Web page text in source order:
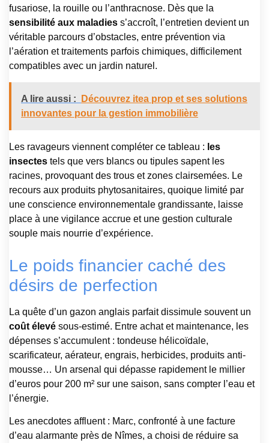
fusariose, la rouille ou l’anthracnose. Dès que la
sensibilité aux maladies s’accroît, l’entretien devient un
véritable parcours d’obstacles, entre prévention via
l’aération et traitements parfois chimiques, difficilement
compatibles avec un jardin naturel.
A lire aussi :
Découvrez itea prop et ses solutions
innovantes pour la gestion immobilière
Les ravageurs viennent compléter ce tableau : les
insectes tels que vers blancs ou tipules sapent les
racines, provoquant des trous et zones clairsemées. Le
recours aux produits phytosanitaires, quoique limité par
une conscience environnementale grandissante, laisse
place à une vigilance accrue et une gestion culturale
souple mais nourrie d’expérience.
Le poids financier caché des
désirs de perfection
La quête d’un gazon anglais parfait dissimule souvent un
coût élevé sous-estimé. Entre achat et maintenance, les
dépenses s’accumulent : tondeuse hélicoïdale,
scarificateur, aérateur, engrais, herbicides, produits anti-
mousse… Un arsenal qui dépasse rapidement le millier
d’euros pour 200 m² sur une saison, sans compter l’eau et
l’énergie.
Les anecdotes affluent : Marc, confronté à une facture
d’eau alarmante près de Nîmes, a choisi de réduire sa